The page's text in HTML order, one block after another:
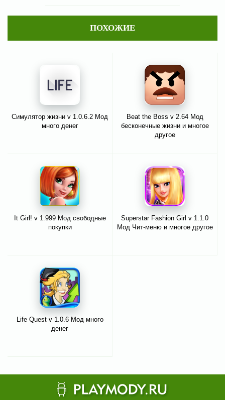
ПОХОЖИЕ
Симулятор жизни v 1.0.6.2 Мод
много денег
Beat the Boss v 2.64 Мод
бесконечные жизни и многое
другое
It Girl! v 1.999 Мод свободные
покупки
Superstar Fashion Girl v 1.1.0
Мод Чит-меню и многое другое
Life Quest v 1.0.6 Мод много
денег